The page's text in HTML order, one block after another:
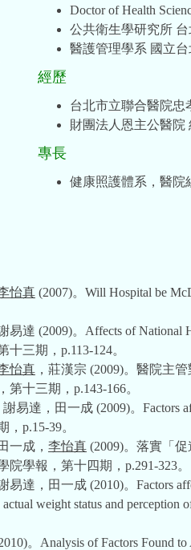
Doctor of Health
公共衛生學研究所
醫護管理學系 國立
經歷
台北市立聯合醫院忠
財團法人恩主公醫院
專長
健康照護體系，醫院
怡真 (2007)。Will Hospital be
易達 (2009)。Affects of National
三期，p.113-124。
怡真 ，莊漢宗 (2009)。醫院主
十三期，p.143-166。
易達，田一成 (2009)。Factors
p.15-39。
一成， 李怡真 (2009)。落實「
院學報，第十四期，p.291-323。
易達，田一成 (2010)。Factors
actual weight status and
。Analysis of Factors Found